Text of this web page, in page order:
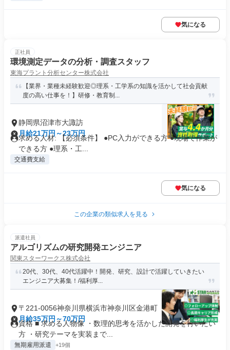
気になる
正社員
環境測定データの分析・調査スタッフ
東海プラント分析センター株式会社
【業界・業種未経験歓迎◎理系・工学系の知識を活かして社会貢献
度の高い仕事を！】研修・教育制...
静岡県沼津市大諏訪
月給21万円～23万円
求める人材: 【必須条件】 ●PC入力ができる方 ●現場で作業が
できる方 ●理系・工...
交通費支給
気になる
この企業の類似求人を見る
派遣社員
アルゴリズムの研究開発エンジニア
関東スターワークス株式会社
20代、30代、40代活躍中！開発、研究、設計で活躍していきたい
エンジニア大募集！/福利厚...
〒221-0056神奈川県横浜市神奈川区金港町
月給35万円～70万円
資格 ■ 求める人物像 ・数理的思考を活かした開発を行いたい
方 ・研究テーマを実装まで...
無期雇用派遣 +19個